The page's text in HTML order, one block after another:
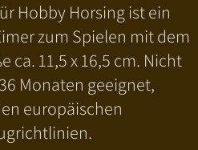
Hobby Horsing ist ein
zum Spielen mit dem
ca. 11,5 x 16,5 cm. Nicht
Monaten geeignet,
europäischen